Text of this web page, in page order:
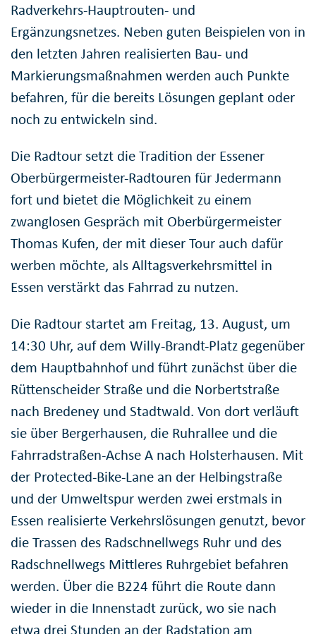
Radverkehrs-Hauptrouten- und
Ergänzungsnetzes. Neben guten Beispielen von in
den letzten Jahren realisierten Bau- und
Markierungsmaßnahmen werden auch Punkte
befahren, für die bereits Lösungen geplant oder
noch zu entwickeln sind.
Die Radtour setzt die Tradition der Essener
Oberbürgermeister-Radtouren für Jedermann
fort und bietet die Möglichkeit zu einem
zwanglosen Gespräch mit Oberbürgermeister
Thomas Kufen, der mit dieser Tour auch dafür
werben möchte, als Alltagsverkehrsmittel in
Essen verstärkt das Fahrrad zu nutzen.
Die Radtour startet am Freitag, 13. August, um
14:30 Uhr, auf dem Willy-Brandt-Platz gegenüber
dem Hauptbahnhof und führt zunächst über die
Rüttenscheider Straße und die Norbertstraße
nach Bredeney und Stadtwald. Von dort verläuft
sie über Bergerhausen, die Ruhrallee und die
Fahrradstraßen-Achse A nach Holsterhausen. Mit
der Protected-Bike-Lane an der Helbingstraße
und der Umweltspur werden zwei erstmals in
Essen realisierte Verkehrslösungen genutzt, bevor
die Trassen des Radschnellwegs Ruhr und des
Radschnellwegs Mittleres Ruhrgebiet befahren
werden. Über die B224 führt die Route dann
wieder in die Innenstadt zurück, wo sie nach
etwa drei Stunden an der Radstation am